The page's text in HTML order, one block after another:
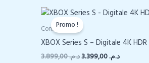
Promo !
Console
XBOX Series S – Digitale 4K HDR
د.م.3.899,00
Le
د.م.Le